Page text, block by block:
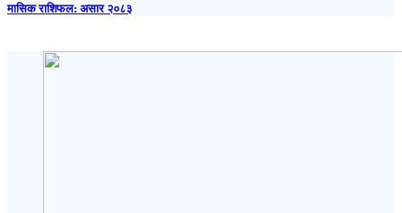
मासिक राशिफल: असार २०८३